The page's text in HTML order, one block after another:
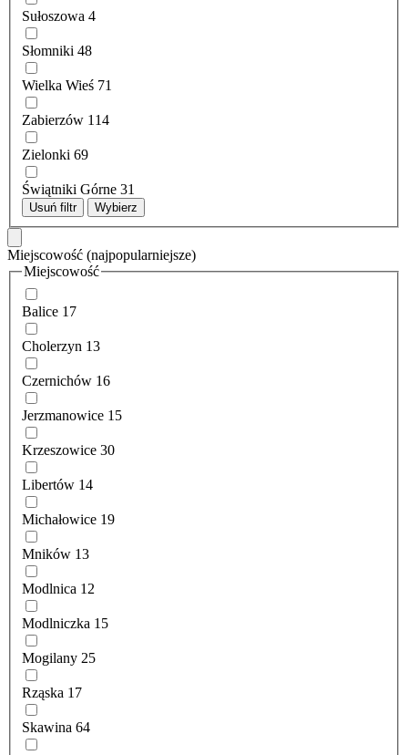
Sułoszowa 4
Słomniki 48
Wielka Wieś 71
Zabierzów 114
Zielonki 69
Świątniki Górne 31
Usuń filtr Wybierz
Miejscowość (najpopularniejsze)
Miejscowość
Balice 17
Cholerzyn 13
Czernichów 16
Jerzmanowice 15
Krzeszowice 30
Libertów 14
Michałowice 19
Mników 13
Modlnica 12
Modlniczka 15
Mogilany 25
Rząska 17
Skawina 64